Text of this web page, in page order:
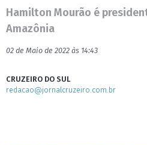
Hamilton Mourão é
Amazônia
02 de Maio de 2022 às 14:43
CRUZEIRO DO SUL
redacao@jornalcruzeiro.com.br